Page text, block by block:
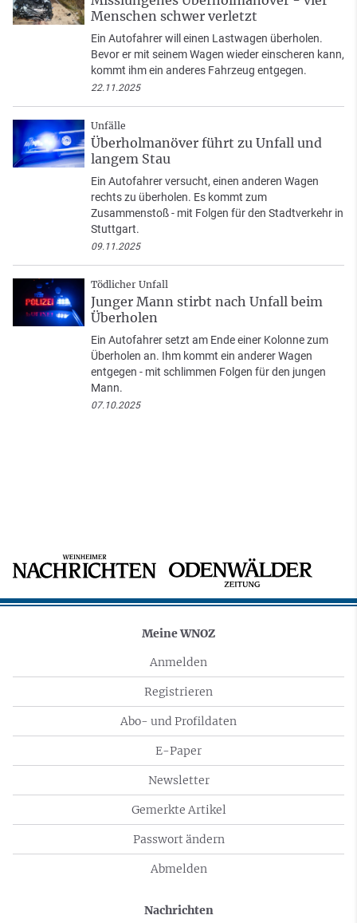
Menschen schwer verletzt
Ein Autofahrer will einen Lastwagen überholen.
Bevor er mit seinem Wagen wieder einscheren kann,
kommt ihm ein anderes Fahrzeug entgegen.
22.11.2025
Unfälle
Überholmanöver führt zu Unfall und
langem Stau
Ein Autofahrer versucht, einen anderen Wagen
rechts zu überholen. Es kommt zum
Zusammenstoß - mit Folgen für den Stadtverkehr in
Stuttgart.
09.11.2025
Tödlicher Unfall
Junger Mann stirbt nach Unfall beim
Überholen
Ein Autofahrer setzt am Ende einer Kolonne zum
Überholen an. Ihm kommt ein anderer Wagen
entgegen - mit schlimmen Folgen für den jungen
Mann.
07.10.2025
Meine WNOZ
Anmelden
Registrieren
Abo- und Profildaten
E-Paper
Newsletter
Gemerkte Artikel
Passwort ändern
Abmelden
Nachrichten